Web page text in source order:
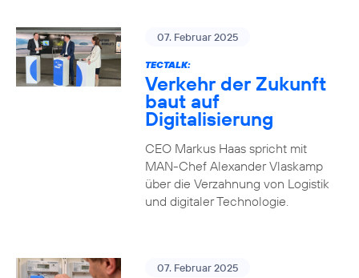
07. Februar 2025
TECTALK:
Verkehr der Zukunft
baut auf
Digitalisierung
CEO Markus Haas spricht mit
MAN-Chef Alexander Vlaskamp
über die Verzahnung von Logistik
und digitaler Technologie.
07. Februar 2025